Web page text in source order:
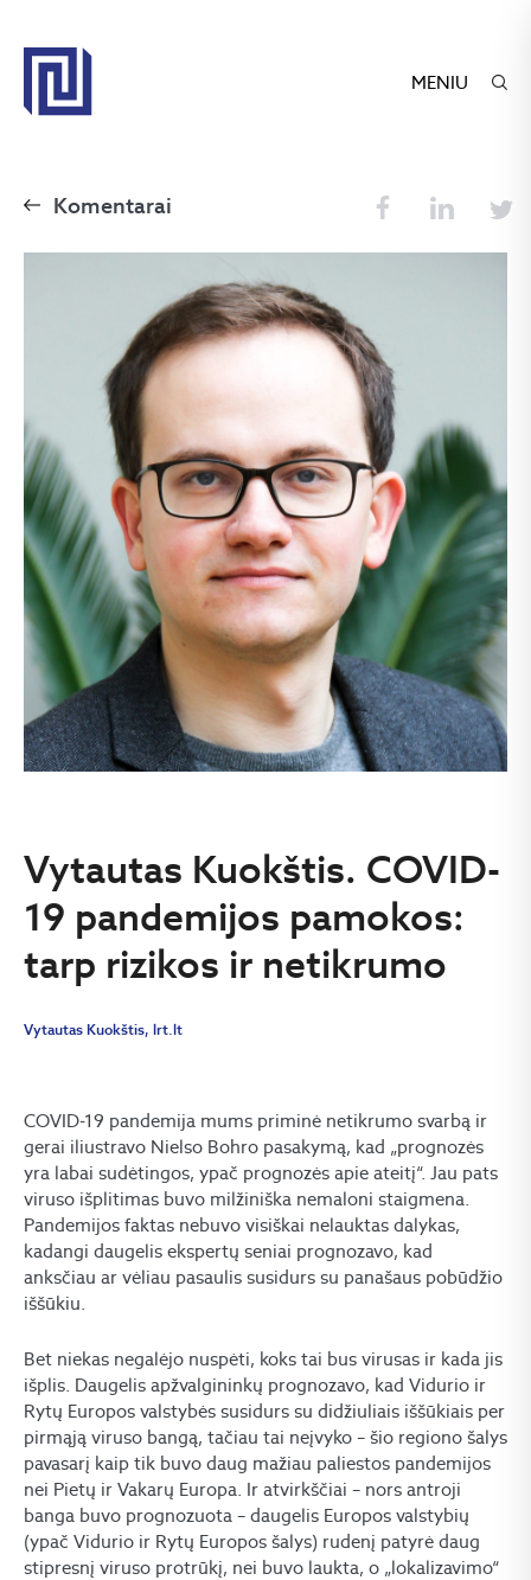
MENIU
Komentarai
Vytautas Kuokštis. COVID-
19 pandemijos pamokos:
tarp rizikos ir netikrumo
Vytautas Kuokštis, lrt.lt
COVID-19 pandemija mums priminė netikrumo svarbą ir
gerai iliustravo Nielso Bohro pasakymą, kad „prognozės
yra labai sudėtingos, ypač prognozės apie ateitį“. Jau pats
viruso išplitimas buvo milžiniška nemaloni staigmena.
Pandemijos faktas nebuvo visiškai nelauktas dalykas,
kadangi daugelis ekspertų seniai prognozavo, kad
anksčiau ar vėliau pasaulis susidurs su panašaus pobūdžio
iššūkiu.
Bet niekas negalėjo nuspėti, koks tai bus virusas ir kada jis
išplis. Daugelis apžvalgininkų prognozavo, kad Vidurio ir
Rytų Europos valstybės susidurs su didžiuliais iššūkiais per
pirmąją viruso bangą, tačiau tai neįvyko – šio regiono šalys
pavasarį kaip tik buvo daug mažiau paliestos pandemijos
nei Pietų ir Vakarų Europa. Ir atvirkščiai – nors antroji
banga buvo prognozuota – daugelis Europos valstybių
(ypač Vidurio ir Rytų Europos šalys) rudenį patyrė daug
stipresnį viruso protrūkį, nei buvo laukta, o „lokalizavimo“